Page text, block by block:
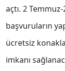
açtı. 2
başvuruların
ücretsiz
imkanı